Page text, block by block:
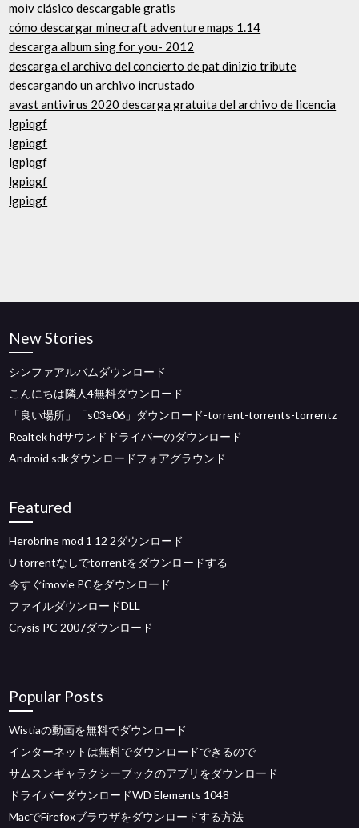
moiv clásico descargable gratis
cómo descargar minecraft adventure maps 1.14
descarga album sing for you- 2012
descarga el archivo del concierto de pat dinizio tribute
descargando un archivo incrustado
avast antivirus 2020 descarga gratuita del archivo de licencia
lgpiqgf
lgpiqgf
lgpiqgf
lgpiqgf
lgpiqgf
New Stories
シンファアルバムダウンロード
こんにちは隣人4無料ダウンロード
「良い場所」「s03e06」ダウンロード-torrent-torrents-torrentz
Realtek hdサウンドドライバーのダウンロード
Android sdkダウンロードフォアグラウンド
Featured
Herobrine mod 1 12 2ダウンロード
U torrentなしでtorrentをダウンロードする
今すぐimovie PCをダウンロード
ファイルダウンロードDLL
Crysis PC 2007ダウンロード
Popular Posts
Wistiaの動画を無料でダウンロード
インターネットは無料でダウンロードできるので
サムスンギャラクシーブックのアプリをダウンロード
ドライバーダウンロードWD Elements 1048
MacでFirefoxブラウザをダウンロードする方法